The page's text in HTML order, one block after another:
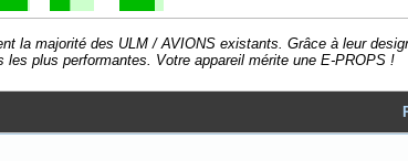
la majorité des ULM / AVIONS existants. Grâce à leur
plus performantes. Votre appareil mérite une E-PROPS !